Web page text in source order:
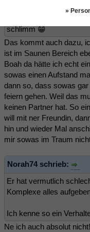
schlimm 😁
Das kommt auch dazu,
ist im Saunen Bereich
Boah da hätte ich echt
sowas einen Aufstand
dann so, dass sowas
feiern gehen. Weil das
keinen Partner hat. So
will mit ner Freundin,
hin und wieder Mal
mir sowas im Traum
Norah74 schrieb:
Er hat vermutlich
Komplexe alles
Ich kenne so ein
Ne ich auch absolut
»